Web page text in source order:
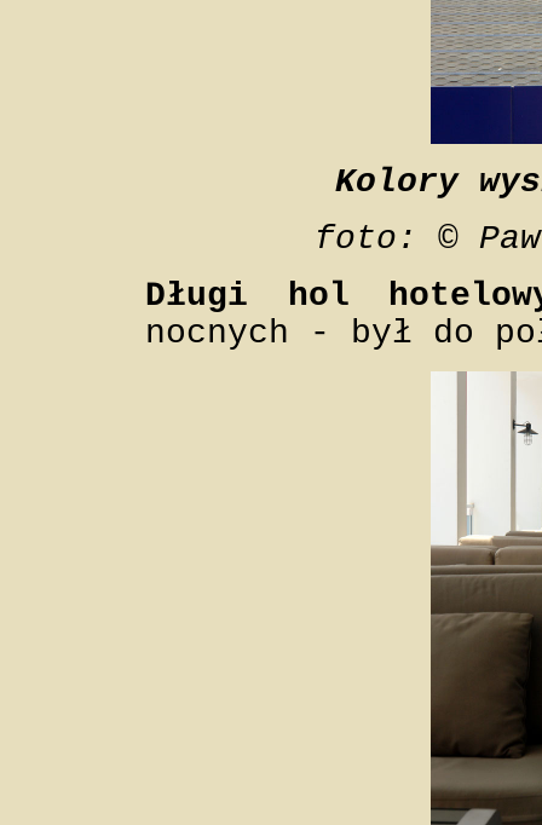
Kolory
foto: ©
Długi hol
nocnych - był do